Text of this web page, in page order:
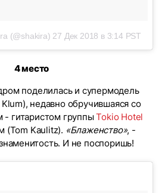
(@shakira) 27 Дек 2018 в 3:14 PST
4 место
поделилась и супермодель
недавно обручившаяся со
- гитаристом группыTokio Hotel
(Tom Kaulitz). «Блаженство», -
И не поспоришь!